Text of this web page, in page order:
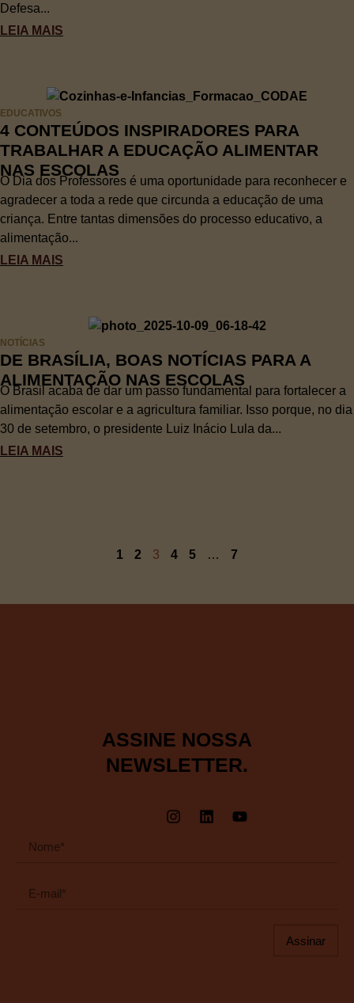
Defesa...
LEIA MAIS
EDUCATIVOS
4 CONTEÚDOS INSPIRADORES PARA
TRABALHAR A EDUCAÇÃO ALIMENTAR
NAS ESCOLAS
O Dia dos Professores é uma oportunidade para reconhecer e
agradecer a toda a rede que circunda a educação de uma
criança. Entre tantas dimensões do processo educativo, a
alimentação...
LEIA MAIS
NOTÍCIAS
DE BRASÍLIA, BOAS NOTÍCIAS PARA A
ALIMENTAÇÃO NAS ESCOLAS
O Brasil acaba de dar um passo fundamental para fortalecer a
alimentação escolar e a agricultura familiar. Isso porque, no dia
30 de setembro, o presidente Luiz Inácio Lula da...
LEIA MAIS
1 2 3 4 5 … 7
ASSINE NOSSA
NEWSLETTER.
Assinar